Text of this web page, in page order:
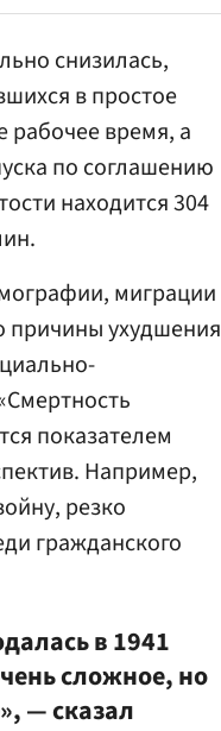
снизилась,
в простое
рабочее время, а
по соглашению
находится 304
.
миграции
причины ухудшения
показателем
Например,
резко
гражданского
в 1941
сложное, но
— сказал